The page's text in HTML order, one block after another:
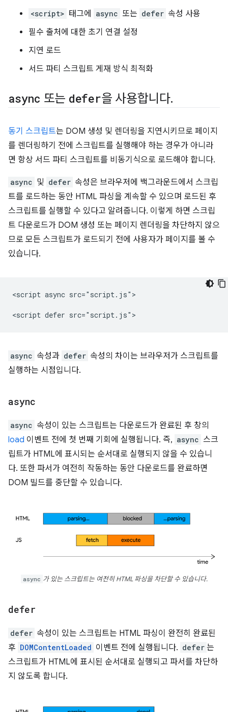
<script> 태그에 async 또는 defer 속성 사용
필수 출처에 대한 초기 연결 설정
지연 로드
서드 파티 스크립트 게재 방식 최적화
async 또는 defer을 사용합니다.
동기 스크립트는 DOM 생성 및 렌더링을 지연시키므로 페이지
를 렌더링하기 전에 스크립트를 실행해야 하는 경우가 아니라
면 항상 서드 파티 스크립트를 비동기식으로 로드해야 합니다.
async 및 defer 속성은 브라우저에 백그라운드에서 스크립
트를 로드하는 동안 HTML 파싱을 계속할 수 있으며 로드된 후
스크립트를 실행할 수 있다고 알려줍니다. 이렇게 하면 스크립
트 다운로드가 DOM 생성 또는 페이지 렌더링을 차단하지 않으
므로 모든 스크립트가 로드되기 전에 사용자가 페이지를 볼 수
있습니다.
<script async src="script.js">
async 속성과 defer 속성의 차이는 브라우저가 스크립트를
실행하는 시점입니다.
async
async 속성이 있는 스크립트는 다운로드가 완료된 후 창의
load 이벤트 전에 첫 번째 기회에 실행됩니다. 즉, async 스크
립트가 HTML에 표시되는 순서대로 실행되지 않을 수 있습니
다. 또한 파서가 여전히 작동하는 동안 다운로드를 완료하면
DOM 빌드를 중단할 수 있습니다.
async 가 있는 스크립트는 여전히 HTML 파싱을 차단할 수 있습니다.
defer
defer 속성이 있는 스크립트는 HTML 파싱이 완전히 완료된
후 DOMContentLoaded 이벤트 전에 실행됩니다. defer 는
스크립트가 HTML에 표시된 순서대로 실행되고 파서를 차단하
지 않도록 합니다.